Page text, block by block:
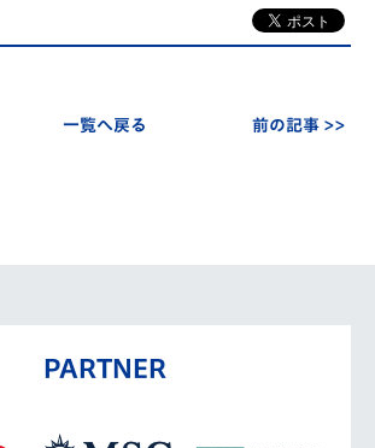
一覧へ戻る 前の記事 >>
PARTNER